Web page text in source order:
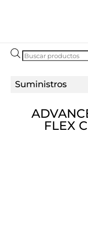
Búsqueda
FLEX